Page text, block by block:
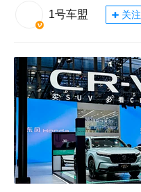
1号车盟 关注